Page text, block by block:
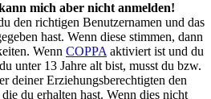
mich aber nicht anmelden!
den richtigen Benutzernamen und das
hast. Wenn diese stimmen, dann
Wenn COPPA aktiviert ist und du
unter 13 Jahre alt bist, musst du bzw.
deiner Erziehungsberechtigten den
du erhalten hast. Wenn dies nicht